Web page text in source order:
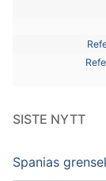
SISTE NYTT
Spanias